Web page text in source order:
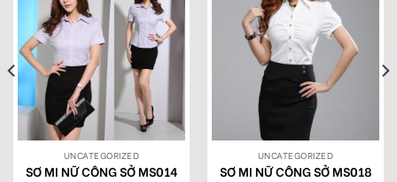
UNCATEGORIZED
SƠ MI NỮ CÔNG SỞ MS014
UNCATEGORIZED
SƠ MI NỮ CÔNG SỞ MS018